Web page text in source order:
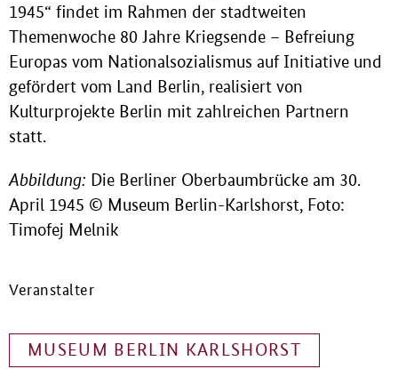
1945“ findet im Rahmen der stadtweiten
Themenwoche 80 Jahre Kriegsende – Befreiung
Europas vom Nationalsozialismus auf Initiative und
gefördert vom Land Berlin, realisiert von
Kulturprojekte Berlin mit zahlreichen Partnern
statt.
Abbildung: Die Berliner Oberbaumbrücke am 30.
April 1945 © Museum Berlin-Karlshorst, Foto:
Timofej Melnik
Veranstalter
MUSEUM BERLIN KARLSHORST